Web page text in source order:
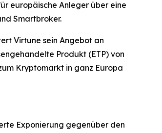
europäische Anleger über eine
Smartbroker.
Virtune sein Angebot an
Produkt (ETP) von
Kryptomarkt in ganz Europa
Exponierung gegenüber den